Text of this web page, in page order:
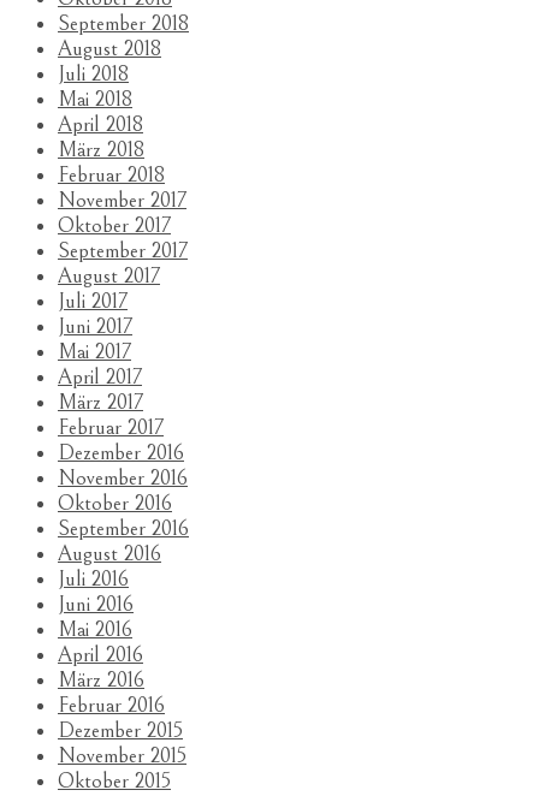
September 2018
August 2018
Juli 2018
Mai 2018
April 2018
März 2018
Februar 2018
November 2017
Oktober 2017
September 2017
August 2017
Juli 2017
Juni 2017
Mai 2017
April 2017
März 2017
Februar 2017
Dezember 2016
November 2016
Oktober 2016
September 2016
August 2016
Juli 2016
Juni 2016
Mai 2016
April 2016
März 2016
Februar 2016
Dezember 2015
November 2015
Oktober 2015